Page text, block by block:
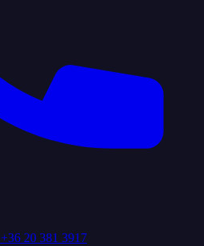
+36 20 381 3917